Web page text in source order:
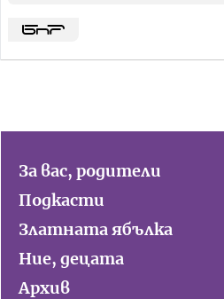
За вас, родители
Подкасти
Златната ябълка
Ние, децата
Архив